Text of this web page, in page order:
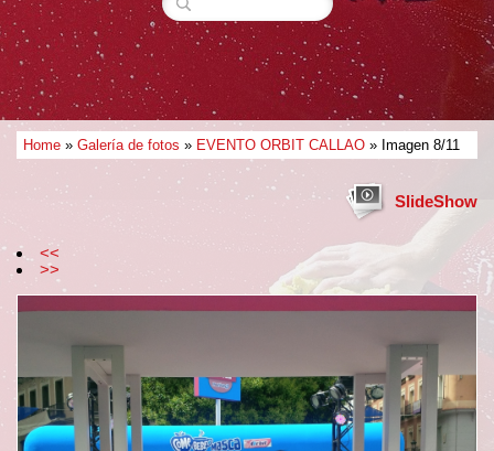
Home » Galería de fotos » EVENTO ORBIT CALLAO » Imagen 8/11
SlideShow
<<
>>